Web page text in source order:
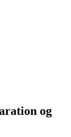
og